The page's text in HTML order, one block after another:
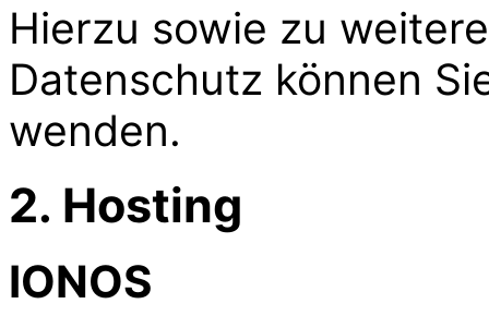
Hierzu sowie zu
Datenschutz können
wenden.
2. Hosting
IONOS